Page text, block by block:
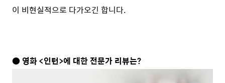
이 비현실적으로 다가오긴 합니다.
● 영화 <인턴>에 대한 전문가 리뷰는?